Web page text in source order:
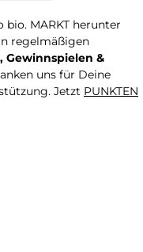
bio. MARKT herunter
regelmäßigen
Gewinnspielen &
uns für Deine
Jetzt PUNKTEN